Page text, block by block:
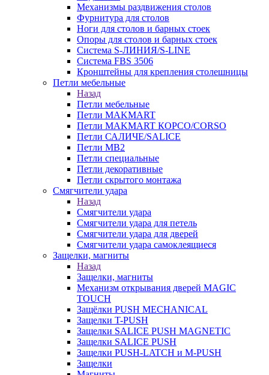
Механизмы раздвижения столов
Фурнитура для столов
Ноги для столов и барных стоек
Опоры для столов и барных стоек
Система S-ЛИНИЯ/S-LINE
Система FBS 3506
Кронштейны для крепления столешницы
Петли мебельные
Назад
Петли мебельные
Петли MAKMART
Петли MAKMART КОРСО/CORSO
Петли САЛИЧЕ/SALICE
Петли MB2
Петли специальные
Петли декоративные
Петли скрытого монтажа
Смягчители удара
Назад
Смягчители удара
Смягчители удара для петель
Смягчители удара для дверей
Cмягчители удара самоклеящиеся
Защелки, магниты
Назад
Защелки, магниты
Механизм открывания дверей MAGIC
TOUCH
Защёлки PUSH MECHANICAL
Защелки T-PUSH
Защелки SALICE PUSH MAGNETIC
Защелки SALICE PUSH
Защелки PUSH-LATCH и M-PUSH
Защелки